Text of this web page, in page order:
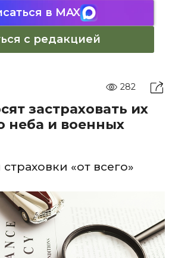
в MAX
с редакцией
282
застраховать их
неба и военных
«от всего»